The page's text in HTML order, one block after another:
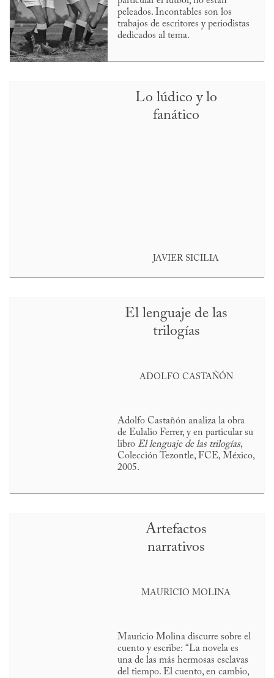
peleados. Incontables son los
trabajos de escritores y periodistas
dedicados al tema.
Lo lúdico y lo
fanático
JAVIER SICILIA
El lenguaje de las
trilogías
ADOLFO CASTAÑÓN
Adolfo Castañón analiza la obra
de Eulalio Ferrer, y en particular su
libro El lenguaje de las trilogías,
Colección Tezontle, FCE, México,
2005.
Artefactos
narrativos
MAURICIO MOLINA
Mauricio Molina discurre sobre el
cuento y escribe: “La novela es
una de las más hermosas esclavas
del tiempo. El cuento, en cambio,